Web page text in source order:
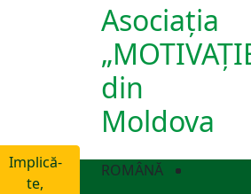
Asociația
din
Moldova
Implică-
te,
ROMÂNĂ